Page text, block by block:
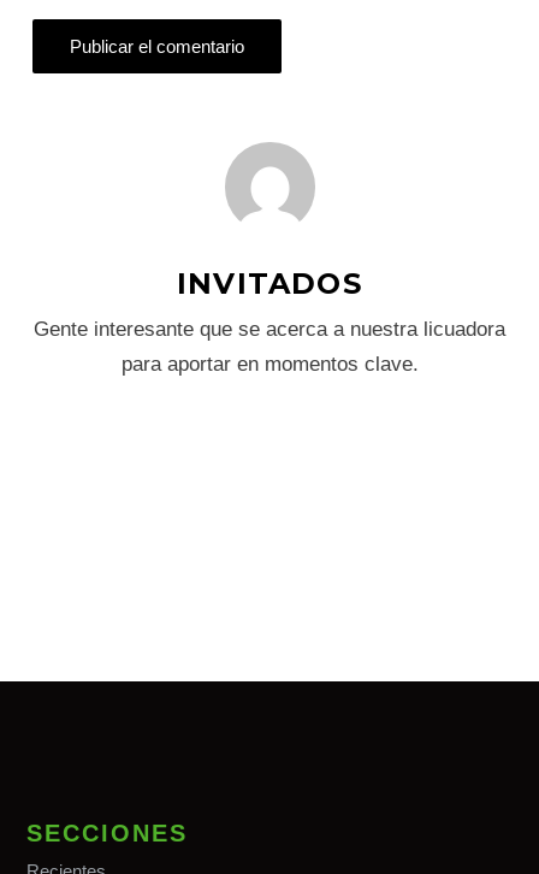
INVITADOS
Gente interesante que se acerca a nuestra licuadora
para aportar en momentos clave.
SECCIONES